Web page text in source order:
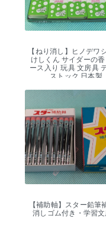
【ねり消し】ヒノデワ
けしくん サイダーの
ース入り 玩具 文房具
ストック 日本製
【補助軸】スター鉛筆
消しゴム付き・学習